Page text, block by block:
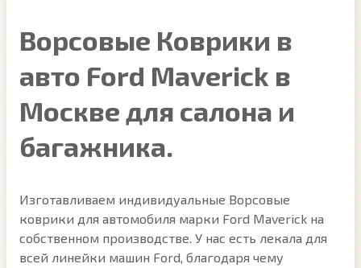
Ворсовые Коврики в
авто Ford Maverick в
Москве для салона и
багажника.
Изготавливаем индивидуальные Ворсовые
коврики для автомобиля марки Ford Maverick на
собственном производстве. У нас есть лекала для
всей линейки машин Ford, благодаря чему